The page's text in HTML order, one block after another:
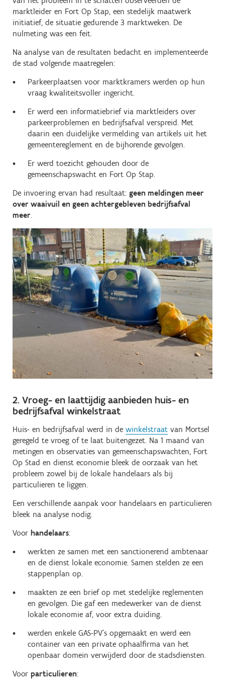
marktleider en Fort Op Stap, een stedelijk maatwerk
initiatief, de situatie gedurende 3 marktweken. De
nulmeting was een feit.
Na analyse van de resultaten bedacht en implementeerde
de stad volgende maatregelen:
Parkeerplaatsen voor marktkramers werden op hun
vraag kwaliteitsvoller ingericht.
Er werd een informatiebrief via marktleiders over
parkeerproblemen en bedrijfsafval verspreid. Met
daarin een duidelijke vermelding van artikels uit het
gemeentereglement en de bijhorende gevolgen.
Er werd toezicht gehouden door de
gemeenschapswacht en Fort Op Stap.
De invoering ervan had resultaat: geen meldingen meer
over waaivuil en geen achtergebleven bedrijfsafval
meer.
2. Vroeg- en laattijdig aanbieden huis- en
bedrijfsafval winkelstraat
Huis- en bedrijfsafval werd in de winkelstraat van Mortsel
geregeld te vroeg of te laat buitengezet. Na 1 maand van
metingen en observaties van gemeenschapswachten, Fort
Op Stad en dienst economie bleek de oorzaak van het
probleem zowel bij de lokale handelaars als bij
particulieren te liggen.
Een verschillende aanpak voor handelaars en particulieren
bleek na analyse nodig.
Voor handelaars:
werkten ze samen met een sanctionerend ambtenaar
en de dienst lokale economie. Samen stelden ze een
stappenplan op.
maakten ze een brief op met stedelijke reglementen
en gevolgen. Die gaf een medewerker van de dienst
lokale economie af, voor extra duiding.
werden enkele GAS-PV’s opgemaakt en werd een
container van een private ophaalfirma van het
openbaar domein verwijderd door de stadsdiensten.
Voor particulieren: